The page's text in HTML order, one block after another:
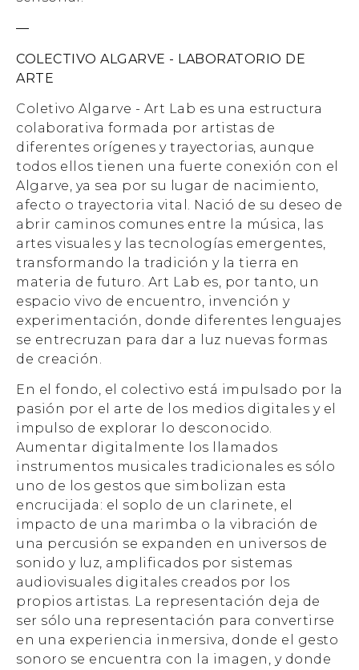
—
COLECTIVO ALGARVE - LABORATORIO DE
ARTE
Coletivo Algarve - Art Lab es una estructura
colaborativa formada por artistas de
diferentes orígenes y trayectorias, aunque
todos ellos tienen una fuerte conexión con el
Algarve, ya sea por su lugar de nacimiento,
afecto o trayectoria vital. Nació de su deseo de
abrir caminos comunes entre la música, las
artes visuales y las tecnologías emergentes,
transformando la tradición y la tierra en
materia de futuro. Art Lab es, por tanto, un
espacio vivo de encuentro, invención y
experimentación, donde diferentes lenguajes
se entrecruzan para dar a luz nuevas formas
de creación.
En el fondo, el colectivo está impulsado por la
pasión por el arte de los medios digitales y el
impulso de explorar lo desconocido.
Aumentar digitalmente los llamados
instrumentos musicales tradicionales es sólo
uno de los gestos que simbolizan esta
encrucijada: el soplo de un clarinete, el
impacto de una marimba o la vibración de
una percusión se expanden en universos de
sonido y luz, amplificados por sistemas
audiovisuales digitales creados por los
propios artistas. La representación deja de
ser sólo una representación para convertirse
en una experiencia inmersiva, donde el gesto
sonoro se encuentra con la imagen, y donde